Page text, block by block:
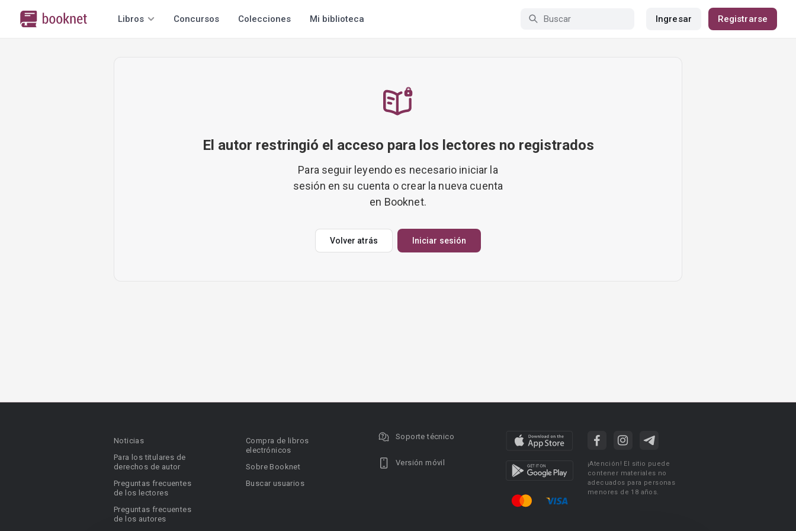
Libros Concursos Colecciones Mi biblioteca Ingresar Registrarse
El autor restringió el acceso para los lectores no registrados
Para seguir leyendo es necesario iniciar la
sesión en su cuenta o crear la nueva cuenta
en Booknet.
Volver atrás Iniciar sesión
Noticias
Para los titulares de
derechos de autor
Preguntas frecuentes
de los lectores
Preguntas frecuentes
de los autores
Compra de libros
electrónicos
Sobre Booknet
Buscar usuarios
Soporte técnico
Versión móvil
¡Atención! El sitio puede
contener materiales no
adecuados para personas
menores de 18 años.